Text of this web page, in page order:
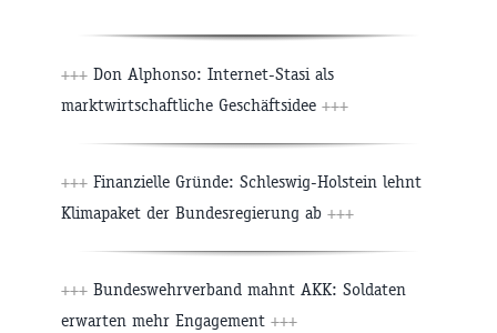
+++ Don Alphonso: Internet-Stasi als
marktwirtschaftliche Geschäftsidee +++
+++ Finanzielle Gründe: Schleswig-Holstein lehnt
Klimapaket der Bundesregierung ab +++
+++ Bundeswehrverband mahnt AKK: Soldaten
erwarten mehr Engagement +++